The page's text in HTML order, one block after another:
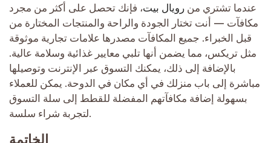
عندما تشتري من رويال بيت، فإنك تحصل على أكثر من مجرد
مكافآت — أنت تختار الجودة والراحة والمنتجات المختارة من
قبل الخبراء. جميع المكافآت مصدرها علامات تجارية موثوقة
مثل تريكس، مما يضمن أنها تلبي معايير غذائية وسلامة عالية.
بالإضافة إلى ذلك، يمكنك التسوق عبر الإنترنت وتوصيلها
مباشرة إلى باب منزلك في أي مكان في الدوحة. يمكن للعملاء
بسهولة إضافة مكافآتهم المفضلة للقطط إلى سلة التسوق
لتجربة شراء سلسة.
الخاتمة